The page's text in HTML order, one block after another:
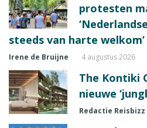
protesten
steeds van harte welkom’
Irene de Bruijne 4 augustus 2026
The Kontiki
nieuwe
Redactie Reisbizz